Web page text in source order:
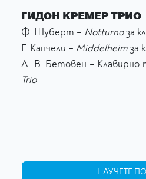
ГИДОН КРЕМЕР ТРИО
Ф. Шуберт – Notturnoза
Г. Канчели – Middelheimза
Л. В. Бетовен – Клавирно
Trio
НАУЧЕТЕ